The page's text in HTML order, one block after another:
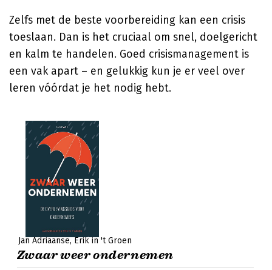
Zelfs met de beste voorbereiding kan een crisis
toeslaan. Dan is het cruciaal om snel, doelgericht
en kalm te handelen. Goed crisismanagement is
een vak apart – en gelukkig kun je er veel over
leren vóórdat je het nodig hebt.
Jan Adriaanse Erik in 't Groen
Zwaar weer ondernemen